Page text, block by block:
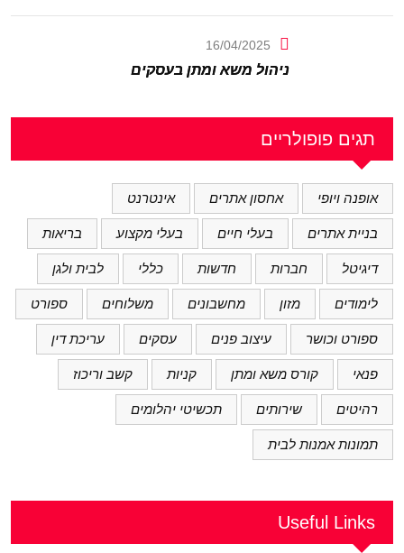
16/04/2025
ניהול משא ומתן בעסקים
תגים פופולריים
אופנה ויופי אחסון אתרים אינטרנט
בניית אתרים בעלי חיים בעלי מקצוע בריאות
דיגיטל חברות חדשות כללי לבית ולגן
לימודים מזון מחשבונים משלוחים ספורט
ספורט וכושר עיצוב פנים עסקים עריכת דין
פנאי קורס משא ומתן קניות קשב וריכוז
רהיטים שירותים תכשיטי יהלומים
תמונות אמנות לבית
Useful Links